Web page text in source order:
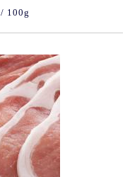
/ 100g